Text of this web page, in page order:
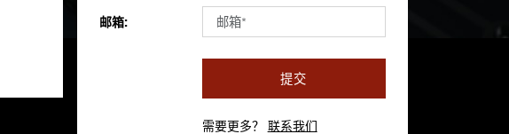
邮箱:
提交
需要更多？ 联系我们